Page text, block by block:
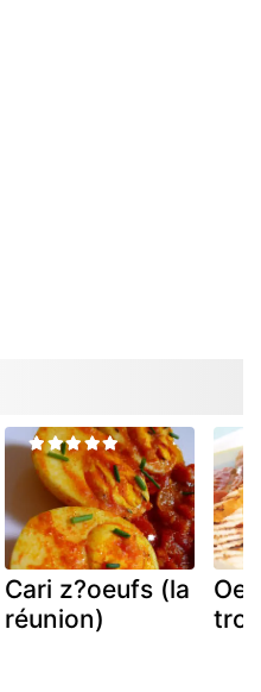
Cari z?oeufs (la
réunion)
trou